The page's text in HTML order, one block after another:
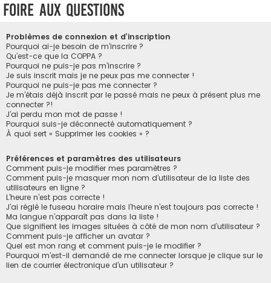
Foire aux questions
Problèmes de connexion et d’inscription
Pourquoi ai-je besoin de m’inscrire ?
Qu’est-ce que la COPPA ?
Pourquoi ne puis-je pas m’inscrire ?
Je suis inscrit mais je ne peux pas me connecter !
Pourquoi ne puis-je pas me connecter ?
Je m’étais déjà inscrit par le passé mais ne peux à présent plus me
connecter ?!
J’ai perdu mon mot de passe !
Pourquoi suis-je déconnecté automatiquement ?
À quoi sert « Supprimer les cookies » ?
Préférences et paramètres des utilisateurs
Comment puis-je modifier mes paramètres ?
Comment puis-je masquer mon nom d’utilisateur de la liste des
utilisateurs en ligne ?
L’heure n’est pas correcte !
J’ai réglé le fuseau horaire mais l’heure n’est toujours pas correcte !
Ma langue n’apparaît pas dans la liste !
Que signifient les images situées à côté de mon nom d’utilisateur ?
Comment puis-je afficher un avatar ?
Quel est mon rang et comment puis-je le modifier ?
Pourquoi m’est-il demandé de me connecter lorsque je clique sur le
lien de courrier électronique d’un utilisateur ?